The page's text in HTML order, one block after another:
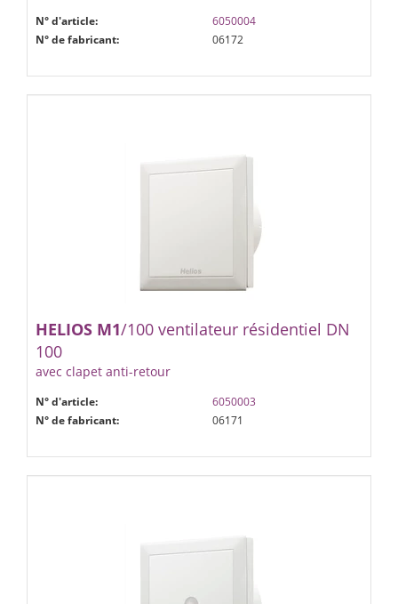
N° d'article:
6050004
N° de fabricant:
06172
HELIOS M1/100 ventilateur résidentiel DN
100
avec clapet anti-retour
N° d'article:
6050003
N° de fabricant:
06171